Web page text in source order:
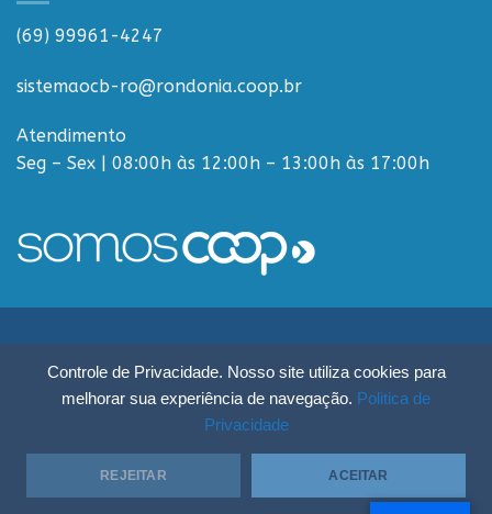
Controle de Privacidade. Nosso site utiliza cookies para
melhorar sua experiência de navegação. Politica de
Privacidade
REJEITAR ACEITAR
(69) 99961-4247
sistemaocb-ro@rondonia.coop.br
Atendimento
Seg – Sex | 08:00h às 12:00h – 13:00h às 17:00h
Sistema OCB Rondônia © Todos os Direitos Reservados - R. Paulo
Macalão, 4675 - Flodoaldo Pontes Pinto, Porto Velho - RO, 76820-454